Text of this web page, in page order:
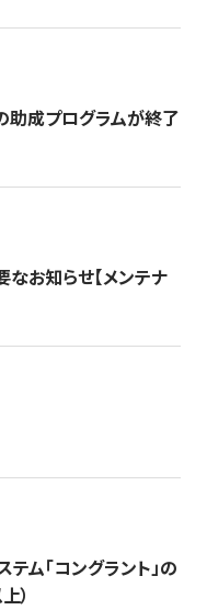
助成プログラムが終了
お知らせ【メンテナ
ム「コングラント」の
）